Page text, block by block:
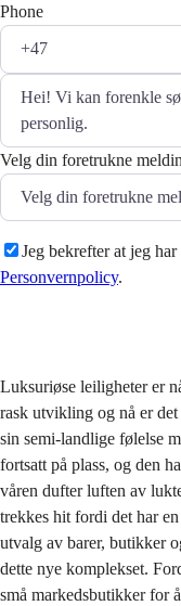
Phone
Velg din foretrukne
Jeg bekrefter at jeg
Personvernpolicy.
Luksuriøse leiligheter er
rask utvikling og nå er
sin semi-landlige følelse
fortsatt på plass, og den
våren dufter luften av
trekkes hit fordi det har
utvalg av barer, butikker
dette nye komplekset.
små markedsbutikker for